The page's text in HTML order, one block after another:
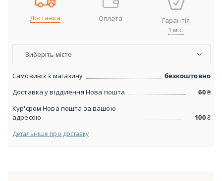
Доставка Оплата
Гарантія
1 міс.
Виберіть місто
Самовивіз з магазину
безкоштовно
Доставка у відділення Нова пошта
60₴
Кур'єром Нова пошта за вашою
адресою
100₴
Детальніше про доставку